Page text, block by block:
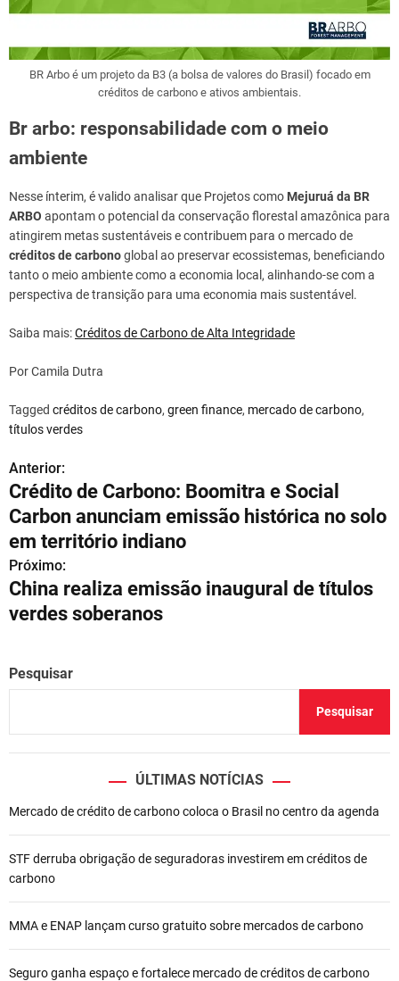
BR Arbo é um projeto da B3 (a bolsa de valores do Brasil) focado em
créditos de carbono e ativos ambientais.
Br arbo: responsabilidade com o meio
ambiente
Nesse ínterim, é valido analisar que Projetos como Mejuruá da BR
ARBO apontam o potencial da conservação florestal amazônica para
atingirem metas sustentáveis e contribuem para o mercado de
créditos de carbonoglobal ao preservar ecossistemas, beneficiando
tanto o meio ambiente como a economia local, alinhando-se com a
perspectiva de transição para uma economia mais sustentável.
Saiba mais:Créditos de Carbono de Alta Integridade
Por Camila Dutra
Tagged créditos de carbono, green finance, mercado de carbono,
títulos verdes
N
a
v
e
g
ç
e
o
t
Anterior:
Crédito de Carbono: Boomitra e Social
Carbon anunciam emissão histórica no solo
em território indiano
Próximo:
China realiza emissão inaugural de títulos
verdes soberanos
Pesquisar
Pesquisar
ÚLTIMAS NOTÍCIAS
Mercado de crédito de carbono coloca o Brasil no centro da agenda
STF derruba obrigação de seguradoras investirem em créditos de
carbono
MMA e ENAP lançam curso gratuito sobre mercados de carbono
Seguro ganha espaço e fortalece mercado de créditos de carbono